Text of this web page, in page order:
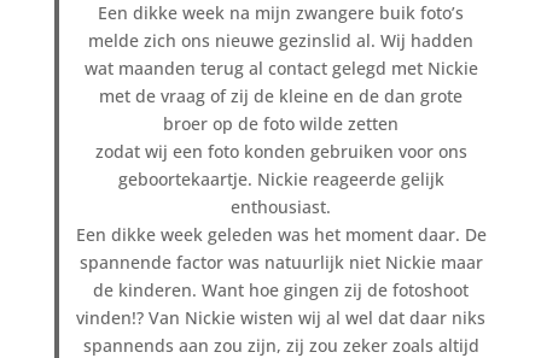
Een dikke week na mijn zwangere buik foto’s
melde zich ons nieuwe gezinslid al. Wij hadden
wat maanden terug al contact gelegd met Nickie
met de vraag of zij de kleine en de dan grote
broer op de foto wilde zetten
zodat wij een foto konden gebruiken voor ons
geboortekaartje. Nickie reageerde gelijk
enthousiast.
Een dikke week geleden was het moment daar. De
spannende factor was natuurlijk niet Nickie maar
de kinderen. Want hoe gingen zij de fotoshoot
vinden!? Van Nickie wisten wij al wel dat daar niks
spannends aan zou zijn, zij zou zeker zoals altijd